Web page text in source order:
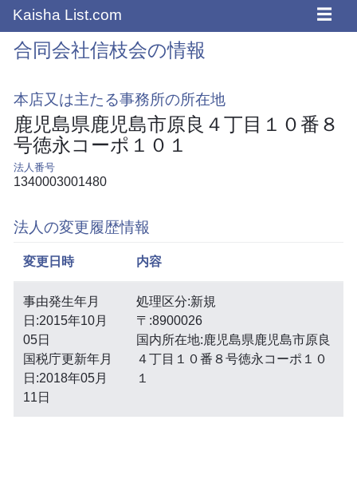
Kaisha List.com ☰
合同会社信枝会の情報
本店又は主たる事務所の所在地
鹿児島県鹿児島市原良４丁目１０番８
号徳永コーポ１０１
法人番号
1340003001480
法人の変更履歴情報
変更日時 内容
事由発生年月
日:2015年10月
05日
国税庁更新年月
日:2018年05月
11日
処理区分:新規
〒:8900026
国内所在地:鹿児島県鹿児島市原良
４丁目１０番８号徳永コーポ１０
１